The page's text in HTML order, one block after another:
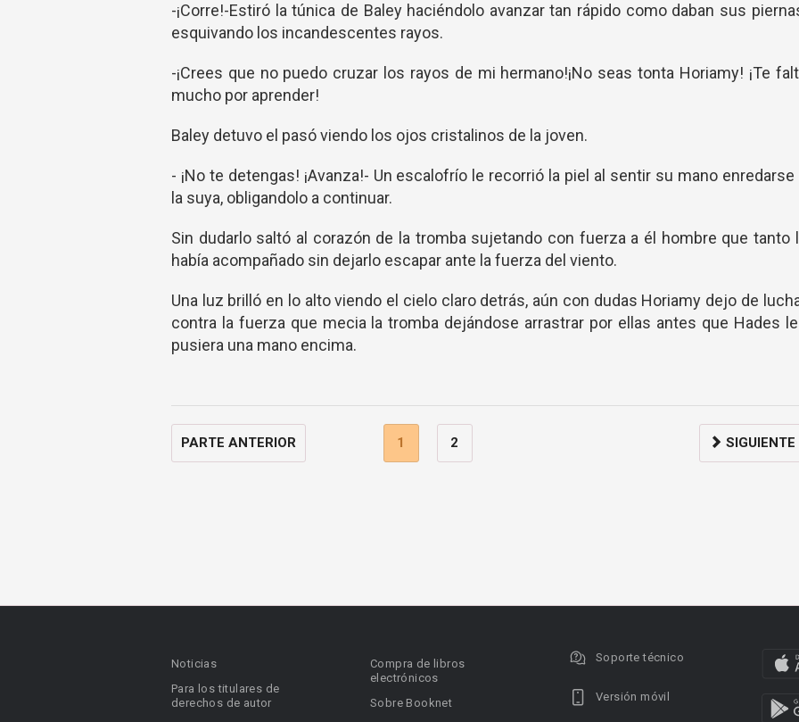
-¡Corre!-Estiró la túnica de Baley haciéndolo avanzar tan rápido como daban sus
esquivando los incandescentes rayos.
-¡Crees que no puedo cruzar los rayos de mi hermano!¡No seas tonta Horiamy! ¡Te
mucho por aprender!
Baley detuvo el pasó viendo los ojos cristalinos de la joven.
- ¡No te detengas! ¡Avanza!- Un escalofrío le recorrió la piel al sentir su mano enredarse
la suya, obligandolo a continuar.
Sin dudarlo saltó al corazón de la tromba sujetando con fuerza a él hombre que tanto
había acompañado sin dejarlo escapar ante la fuerza del viento.
Una luz brilló en lo alto viendo el cielo claro detrás, aún con dudas Horiamy dejo de
contra la fuerza que mecia la tromba dejándose arrastrar por ellas antes que Hades
pusiera una mano encima.
PARTE ANTERIOR 1 2 SIGUIENTE
Noticias
Para los titulares de
derechos de autor
Compra de libros
electrónicos
Sobre Booknet
Soporte técnico
Versión móvil